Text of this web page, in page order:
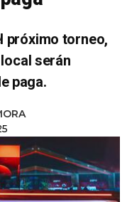
próximo torneo,
serán
paga.